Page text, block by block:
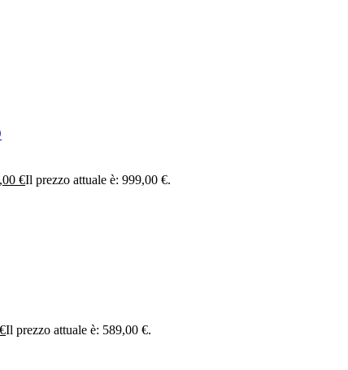
€Il prezzo attuale è: 999,00 €.
€Il prezzo attuale è: 589,00 €.